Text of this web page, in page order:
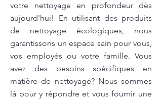
votre nettoyage en profondeur dès
aujourd'hui! En utilisant des produits
de nettoyage écologiques, nous
garantissons un espace sain pour vous,
vos employés ou votre famille. Vous
avez des besoins spécifiques en
matière de nettoyage? Nous sommes
là pour y répondre et vous fournir une